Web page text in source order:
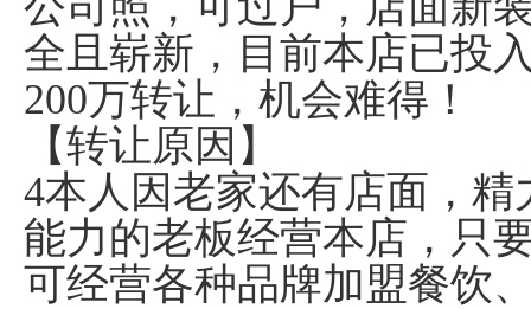
全且崭新，目前本店已投
200万转让，机会难得！
【转让原因】
4本人因老家还有店面，
能力的老板经营本店，只
可经营各种品牌加盟餐饮